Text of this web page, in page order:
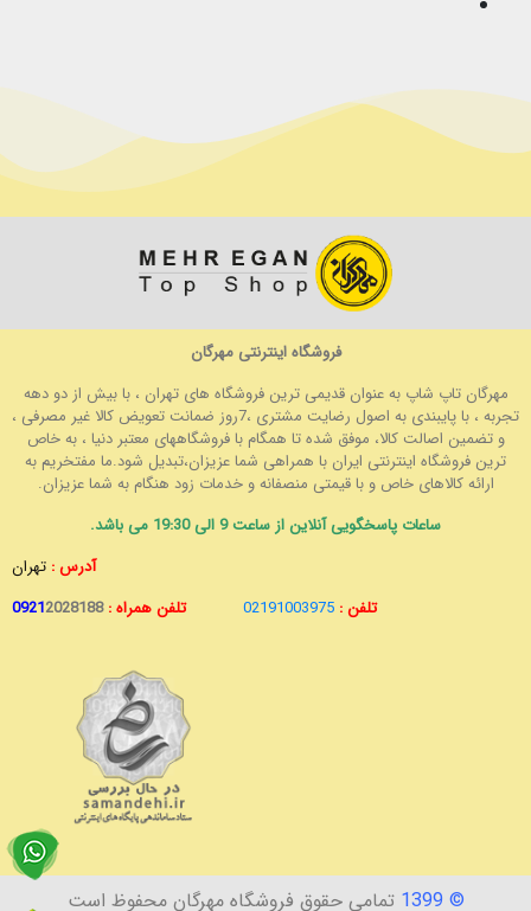
فروشگاه اینترنتی مهرگان
مهرگان تاپ شاپ به عنوان قدیمی ترین فروشگاه های تهران ، با بیش از دو دهه
تجربه ، با پایبندی به اصول رضایت مشتری ،7روز ضمانت تعویض کالا غیر مصرفی ،
و تضمین اصالت کالا، موفق شده تا همگام با فروشگاههای معتبر دنیا ، به خاص
ترین فروشگاه اینترنتی ایران با همراهی شما عزیزان،تبدیل شود.ما مفتخریم به
ارائه کالاهای خاص و با قیمتی منصفانه و خدمات زود هنگام به شما عزیزان.
ساعات پاسخگویی آنلاین از ساعت 9 الی 19:30 می باشد.
آدرس : تهران
تلفن : 02191003975 تلفن همراه : 09212028188
© 1399 تمامی حقوق فروشگاه مهرگان محفوظ است